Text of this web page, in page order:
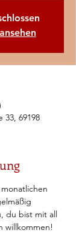
33, 69198
du bist mit all
willkommen!